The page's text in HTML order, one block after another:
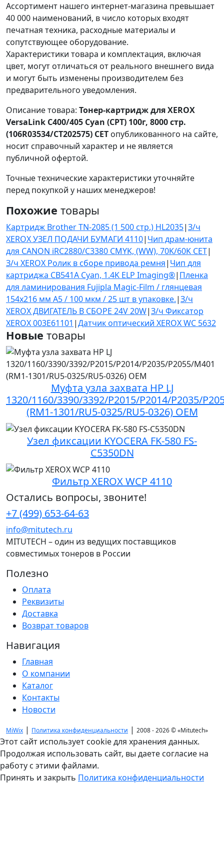
Ассортимент нашего интернет-магазина превышает
40 000 наименований, в число которых входят
печатная техника, расходные материалы и
сопутствующее оборудование.
Характеристики товара и комплектация, включая
цвет, могут отличаться от реального внешнего вида
и могут быть изменены производителем без
предварительного уведомления.
Описание товара: Тонер-картридж для XEROX
VersaLink C400/405 Cyan (CPT) 100г, 8000 стр.
(106R03534/CT202575) CET опубликованного на сайте,
носит справочный характер и не является
публичной офертой.
Точные технические характеристики уточняйте
перед покупкой у наших менеджеров!
Похожие товары
Картридж Brother TN-2085 (1 500 стр.) HL2035|З/ч
XEROX УЗЕЛ ПОДАЧИ БУМАГИ 4110| Чип драм-юнита
для CANON iRC2880/C3380 CMYK, (WW), 70K/60K CET|
З/ч XEROX Ролик в сборе привода ремня| Чип для
картриджа CB541A Cyan, 1.4K ELP Imaging®| Пленка
для ламинирования Fujipla Magic-Film / глянцевая
154х216 мм A5 / 100 мкм / 25 шт в упаковке.|З/ч
XEROX ДВИГАТЕЛЬ В СБОРЕ 24V 20W|З/ч Фиксатор
XEROX 003E61101 |Датчик оптический XEROX WC 5632
Новые товары
Муфта узла захвата HP LJ
1320/1160/3390/3392/P2015/P2014/P2035/
(RM1-1301/RU5-0325/RU5-0326) OEM
Узел фиксации KYOCERA FK-580 FS-
C5350DN
Фильтр XEROX WCP 4110
Остались вопросы, звоните!
+7 (499) 653-64-63
info@mitutech.ru
MITUTECH – один из ведущих поставщиков
совместимых тонеров в России
Полезно
Оплата
Реквизиты
Доставка
Возврат товаров
Навигация
Главная
О компании
Каталог
Контакты
Новости
MiWix | Политика конфиденциальности | 2008 - 2026 ©«Mitutech»
Этот сайт использует cookie для хранения данных.
Продолжая использовать сайт, вы даете согласие на
работу с этими файлами.
Принять и закрыть Политика конфиденциальности